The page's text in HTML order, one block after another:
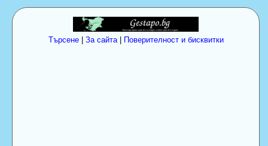
Търсене| За сайта| Поверителност и бисквитки